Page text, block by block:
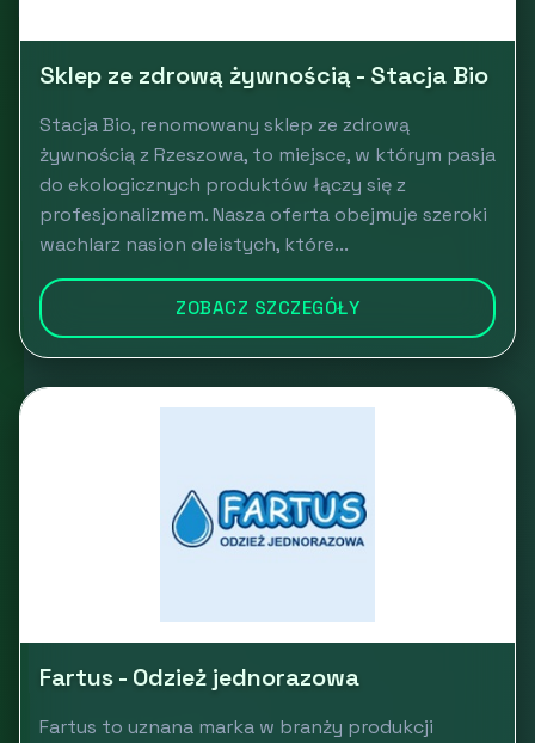
Sklep ze zdrową żywnością - Stacja Bio
Stacja Bio, renomowany sklep ze zdrową
żywnością z Rzeszowa, to miejsce, w którym pasja
do ekologicznych produktów łączy się z
profesjonalizmem. Nasza oferta obejmuje szeroki
wachlarz nasion oleistych, które...
ZOBACZ SZCZEGÓŁY
Fartus - Odzież jednorazowa
Fartus to uznana marka w branży produkcji